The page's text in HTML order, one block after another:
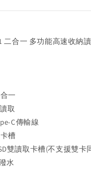
二合一 多功能高速收納
一
取
C傳輸線
槽
雙讀取卡槽(不支援雙卡
水